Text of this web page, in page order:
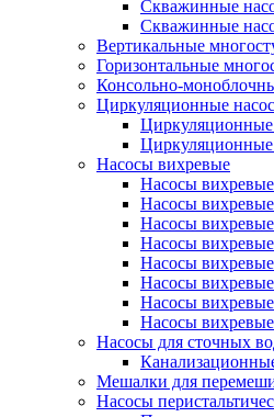
Скважинные
Скважинные
Вертикальные
Горизонтальные
Консольно-
Циркуляционные
Насосы вихревые
Насосы
Насосы
Насосы
Насосы
Насосы
Насосы
Насосы
Насосы
Насосы для сточных
Мешалки для
Насосы